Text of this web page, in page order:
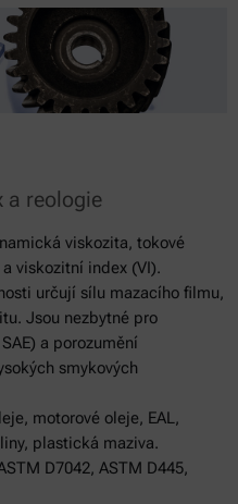
a reologie
viskozita, tokové
viskozitní index (VI).
určují sílu mazacího filmu,
Jsou nezbytné pro
a porozumění
smykových
motorové oleje, EAL,
plastická maziva.
D7042, ASTM D445,